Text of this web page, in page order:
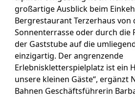
großartige Ausblick beim
Bergrestaurant Terzerhaus von
Sonnenterrasse oder durch die
der Gaststube auf die
einzigartig. Der angrenzende
Erlebniskletterspielplatz ist ein
unsere kleinen Gäste“, ergänzt
Bahnen Geschäftsführerin